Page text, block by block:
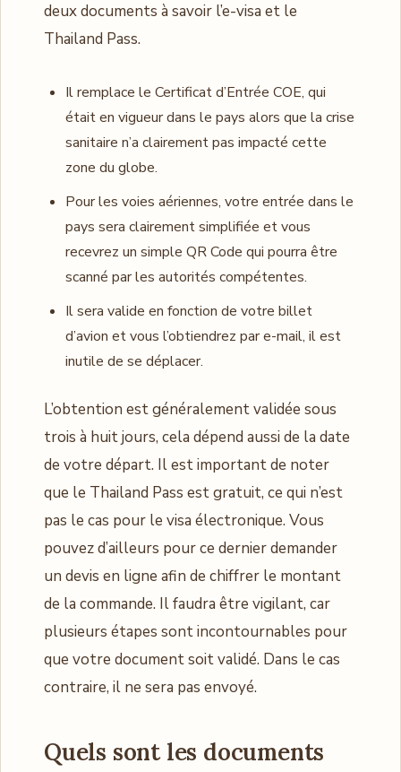
deux documents à savoir l’e-visa et le
Thailand Pass.
Il remplace le Certificat d’Entrée COE, qui
était en vigueur dans le pays alors que la crise
sanitaire n’a clairement pas impacté cette
zone du globe.
Pour les voies aériennes, votre entrée dans le
pays sera clairement simplifiée et vous
recevrez un simple QR Code qui pourra être
scanné par les autorités compétentes.
Il sera valide en fonction de votre billet
d’avion et vous l’obtiendrez par e-mail, il est
inutile de se déplacer.
L’obtention est généralement validée sous
trois à huit jours, cela dépend aussi de la date
de votre départ. Il est important de noter
que le Thailand Pass est gratuit, ce qui n’est
pas le cas pour le visa électronique. Vous
pouvez d’ailleurs pour ce dernier demander
un devis en ligne afin de chiffrer le montant
de la commande. Il faudra être vigilant, car
plusieurs étapes sont incontournables pour
que votre document soit validé. Dans le cas
contraire, il ne sera pas envoyé.
Quels sont les documents